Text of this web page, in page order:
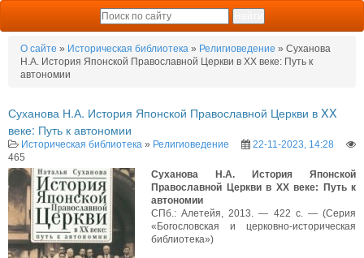
О сайте » Историческая библиотека » Религиоведение » Суханова
Н.А. История Японской Православной Церкви в XX веке: Путь к
автономии
Суханова Н.А. История Японской Православной Церкви в XX
веке: Путь к автономии
Историческая библиотека » Религиоведение
22-11-2023, 14:28
465
Суханова Н.А. История Японской
Православной Церкви в XX веке: Путь к
автономии
СПб.: Алетейя, 2013. — 422 с. — (Серия
«Богословская и церковно-историческая
библиотека»)